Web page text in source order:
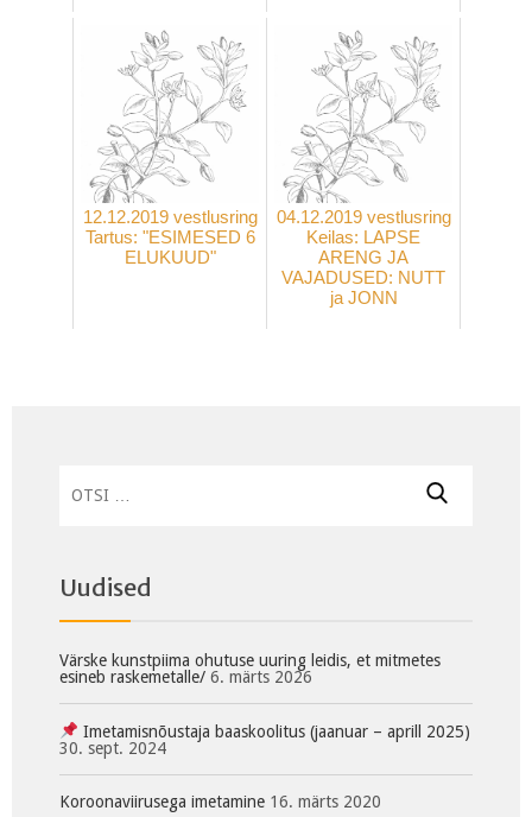
12.12.2019 vestlusring
Tartus: "ESIMESED 6
ELUKUUD"
04.12.2019 vestlusring
Keilas: LAPSE
ARENG JA
VAJADUSED: NUTT
ja JONN
Uudised
Värske kunstpiima ohutuse uuring leidis, et mitmetes
esineb raskemetalle/ 6. märts 2026
Imetamisnõustaja baaskoolitus (jaanuar – aprill 2025)
30. sept. 2024
Koroonaviirusega imetamine 16. märts 2020